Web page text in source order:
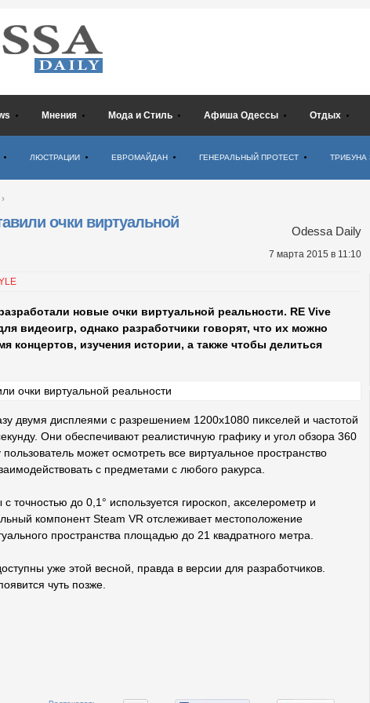
Мнения Мода и Стиль Афиша Одессы Отдых
ЛЮСТРАЦИИ ЕВРОМАЙДАН ГЕНЕРАЛЬНЫЙ ПРОТЕСТ
›
очки виртуальной
Odessa Daily
7 марта 2015 в 11:10
новые очки виртуальной реальности. RE Vive
видеоигр, однако разработчики говорят, что их можно
концертов, изучения истории, а также чтобы делиться
двумя дисплеями с разрешением 1200х1080 пикселей и частотой
Они обеспечивают реалистичную графику и угол обзора 360
может осмотреть все виртуальное пространство
с предметами с любого ракурса.
точностью до 0,1° используется гироскоп, акселерометр и
компонент Steam VR отслеживает местоположение
пространства площадью до 21 квадратного метра.
уже этой весной, правда в версии для разработчиков.
чуть позже.